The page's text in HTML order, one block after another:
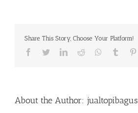
Share This Story, Choose Your Platform!
Facebook
TwitterLinkedIn
Reddit Whatsapp
Tumblr
About the Author: jualtopibagus